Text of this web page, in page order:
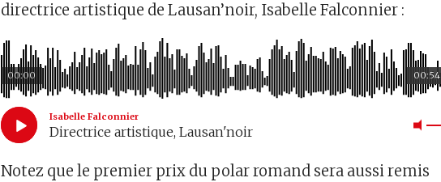
directrice artistique de Lausan’noir, Isabelle Falconnier :
00:54
00:00
Isabelle Falconnier
Directrice artistique, Lausan'noir
Notez que le premier prix du polar romand sera aussi remis